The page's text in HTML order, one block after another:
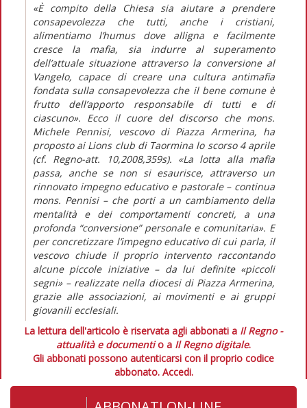
«È compito della Chiesa sia aiutare a prendere
consapevolezza che tutti, anche i cristiani,
alimentiamo l’humus dove alligna e facilmente
cresce la mafia, sia indurre al superamento
dell’attuale situazione attraverso la conversione al
Vangelo, capace di creare una cultura antimafia
fondata sulla consapevolezza che il bene comune è
frutto dell’apporto responsabile di tutti e di
ciascuno». Ecco il cuore del discorso che mons.
Michele Pennisi, vescovo di Piazza Armerina, ha
proposto ai Lions club di Taormina lo scorso 4 aprile
(cf. Regno-att. 10,2008,359s). «La lotta alla mafia
passa, anche se non si esaurisce, attraverso un
rinnovato impegno educativo e pastorale – continua
mons. Pennisi – che porti a un cambiamento della
mentalità e dei comportamenti concreti, a una
profonda “conversione” personale e comunitaria». E
per concretizzare l’impegno educativo di cui parla, il
vescovo chiude il proprio intervento raccontando
alcune piccole iniziative – da lui definite «piccoli
segni» – realizzate nella diocesi di Piazza Armerina,
grazie alle associazioni, ai movimenti e ai gruppi
giovanili ecclesiali.
La lettura dell'articolo è riservata agli abbonati a Il Regno -
attualità e documentio a Il Regno digitale.
Gli abbonati possono autenticarsi con il proprio codice
abbonato. Accedi.